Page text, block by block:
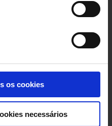
os cookies
necessários
STOP! aos erros de produção